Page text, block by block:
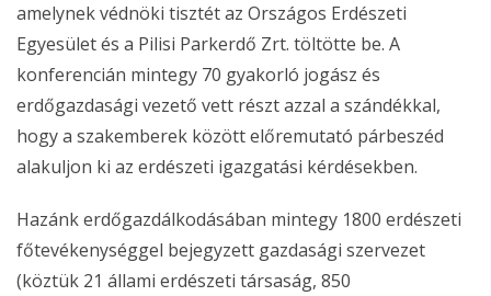
amelynek védnöki tisztét az Országos Erdészeti
Egyesület és a Pilisi Parkerdő Zrt. töltötte be. A
konferencián mintegy 70 gyakorló jogász és
erdőgazdasági vezető vett részt azzal a szándékkal,
hogy a szakemberek között előremutató párbeszéd
alakuljon ki az erdészeti igazgatási kérdésekben.
Hazánk erdőgazdálkodásában mintegy 1800 erdészeti
főtevékenységgel bejegyzett gazdasági szervezet
(köztük 21 állami erdészeti társaság, 850